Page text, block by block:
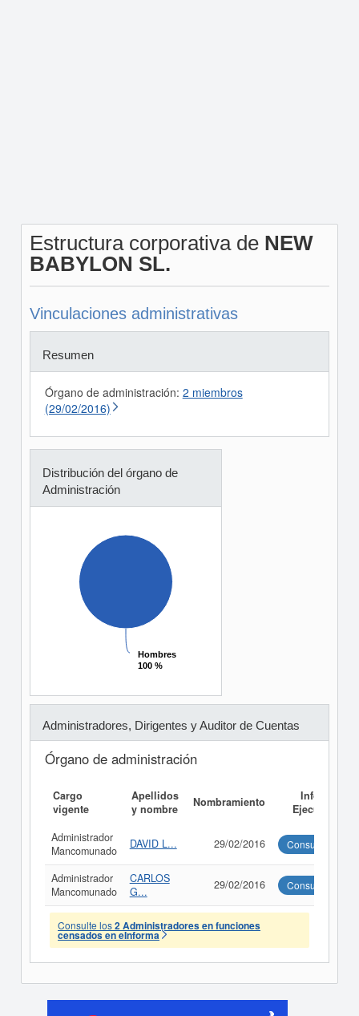
Estructura corporativa de NEW
BABYLON SL.
Vinculaciones administrativas
Resumen
Órgano de administración: 2 miembros
(29/02/2016)
Distribución del órgano de
Administración
Hombres
100 %
Hombres
100 %
Administradores, Dirigentes y Auditor de Cuentas
Órgano de administración
Cargo
vigente
Apellidos
y nombre
Nombramiento
Informe
Ejecutivo
Administrador
Mancomunado
DAVID L... 29/02/2016 Consultar
Administrador
Mancomunado
CARLOS
G...
29/02/2016 Consultar
Consulte los2 Administradores en funciones
censados en eInforma